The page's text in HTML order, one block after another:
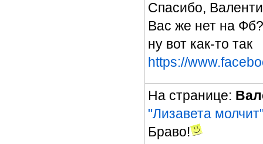
Спасибо,
Вас же нет на Фб?
ну вот как-то так
https://
На странице:
"Лизавета
Браво!